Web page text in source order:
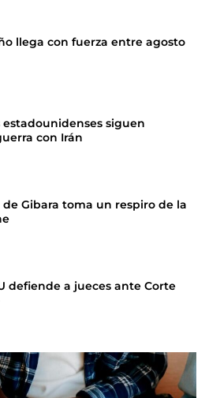
llega con fuerza entre agosto
estadounidenses siguen
con Irán
Gibara toma un respiro de la
defiende a jueces ante Corte